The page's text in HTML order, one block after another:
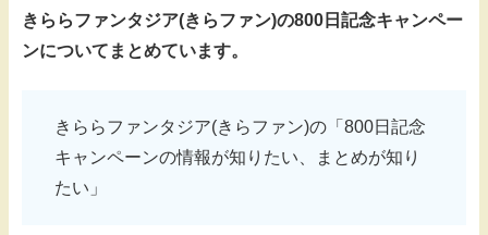
きららファンタジア(きらファン)の800日記念キャンペー
ンについてまとめています。
きららファンタジア(きらファン)の「800日記念
キャンペーンの情報が知りたい、まとめが知り
たい」